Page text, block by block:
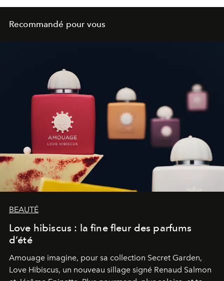
Recommandé pour vous
BEAUTÉ
Love hibiscus : la fine fleur des parfums
d’été
Amouage imagine, pour sa collection Secret Garden,
Love Hibiscus, un nouveau sillage signé Renaud Salmon